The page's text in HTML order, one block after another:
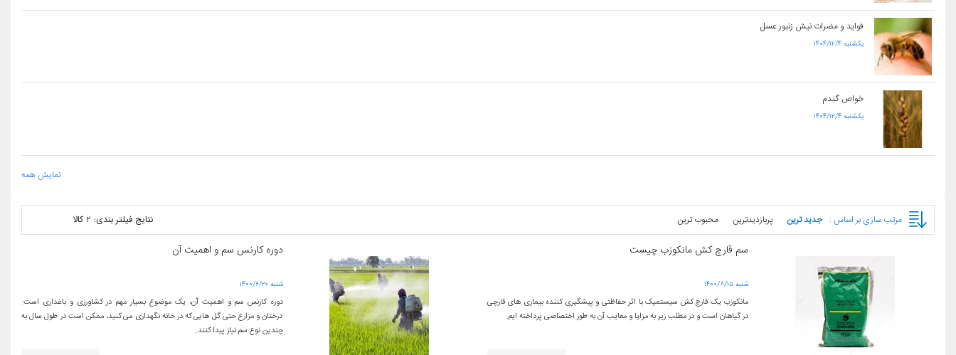
فواید و مضرات نیش زنبور عسل
۱۴۰۴/۱۲/۴ یکشنبه
خواص گندم
۱۴۰۴/۱۲/۴ یکشنبه
نمایش همه
مرتب سازی بر اساس : جدید ترین پربازدیدترین محبوب ترین نتایج فیلتر بندی: 2 کالا
سم قارچ کش مانکوزب چیست
۱۴۰۰/۸/۱۵ شنبه
مانکوزب یک قارچ کش سیستمیک با اثر حفاظتی و پیشگیری کننده بیماری های قارچی
در گیاهان است و در مطلب زیر به مزایا و معایب آن به طور اختصاصی پرداخته ایم.
دوره کارنس سم و اهمیت آن
۱۴۰۰/۶/۲۰ شنبه
دوره کارنس سم و اهمیت آن، یک موضوع بسیار مهم در کشاورزی و باغداری است.
درختان و مزارع حتی گل هایی که در خانه نگهداری می کنید، ممکن است در طول سال به
چندین نوع سم نیاز پیدا کنند.